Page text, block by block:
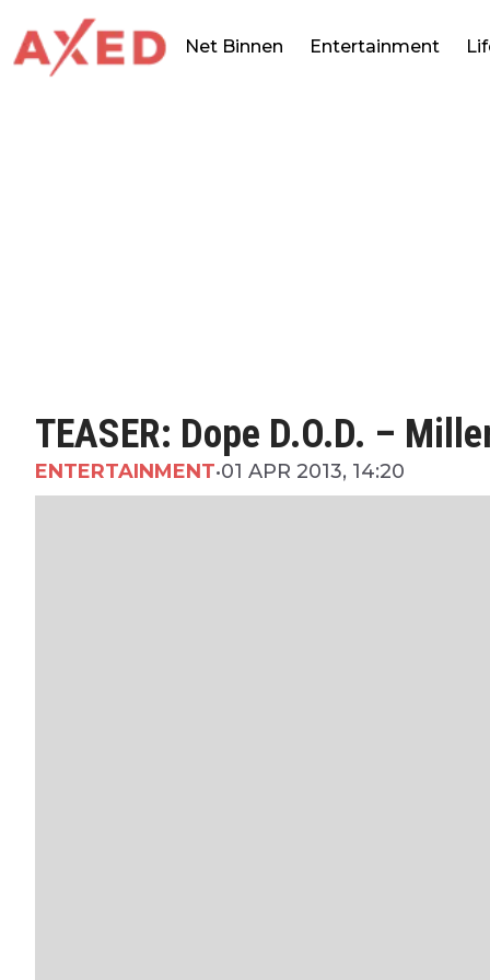
Net Binnen Entertainment
TEASER: Dope D.O.D. –
ENTERTAINMENT•01 APR 2013, 14:20